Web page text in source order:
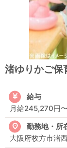
渚ゆりかご保
給与
月給245,270円〜
勤務地・所
大阪府枚方市渚